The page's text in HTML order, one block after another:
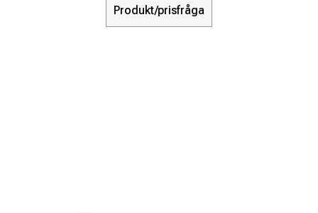
Produkt/prisfråga